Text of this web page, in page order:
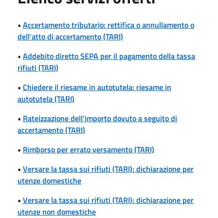
• Accertamento tributario: rettifica o annullamento o
dell'atto di accertamento (TARI)
• Addebito diretto SEPA per il pagamento della tassa
rifiuti (TARI)
• Chiedere il riesame in autotutela: riesame in
autotutela (TARI)
• Rateizzazione dell'importo dovuto a seguito di
accertamento (TARI)
• Rimborso per errato versamento (TARI)
• Versare la tassa sui rifiuti (TARI): dichiarazione per
utenze domestiche
• Versare la tassa sui rifiuti (TARI): dichiarazione per
utenze non domestiche